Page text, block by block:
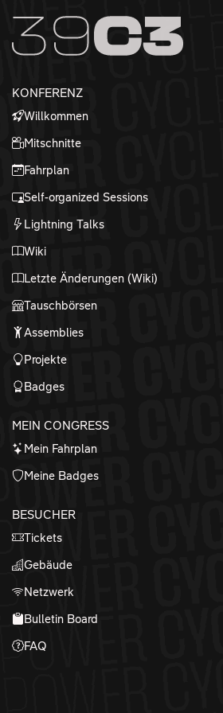
Zum Inhalt
Zum Footer
KONFERENZ
Willkommen
Mitschnitte
Fahrplan
Self-organized Sessions
Lightning Talks
Wiki
Letzte Änderungen (Wiki)
Tauschbörsen
Assemblies
Projekte
Badges
MEIN CONGRESS
Mein Fahrplan
Meine Badges
BESUCHER
Tickets
Gebäude
Netzwerk
Bulletin Board
FAQ